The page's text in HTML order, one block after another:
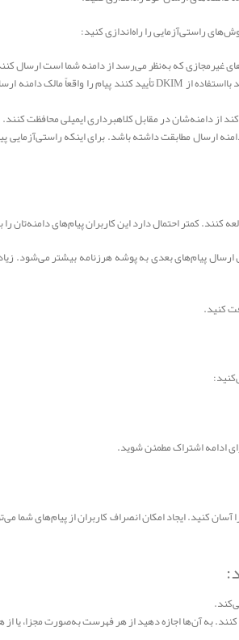
راستی‌آزمایی را راه‌اندازی کنید:
کنند. کمتر احتمال دارد این کاربران پیام‌های دامنه‌تان
ارسال پیام‌های بعدی به پوشه هرزنامه بیشتر می‌شود.
ادامه اشتراک مطمئن شوید.
کنید. ایجاد امکان انصراف کاربران از پیام‌های شما
به آن‌ها اجازه دهید از هر فهرست به‌صورت مجزا،